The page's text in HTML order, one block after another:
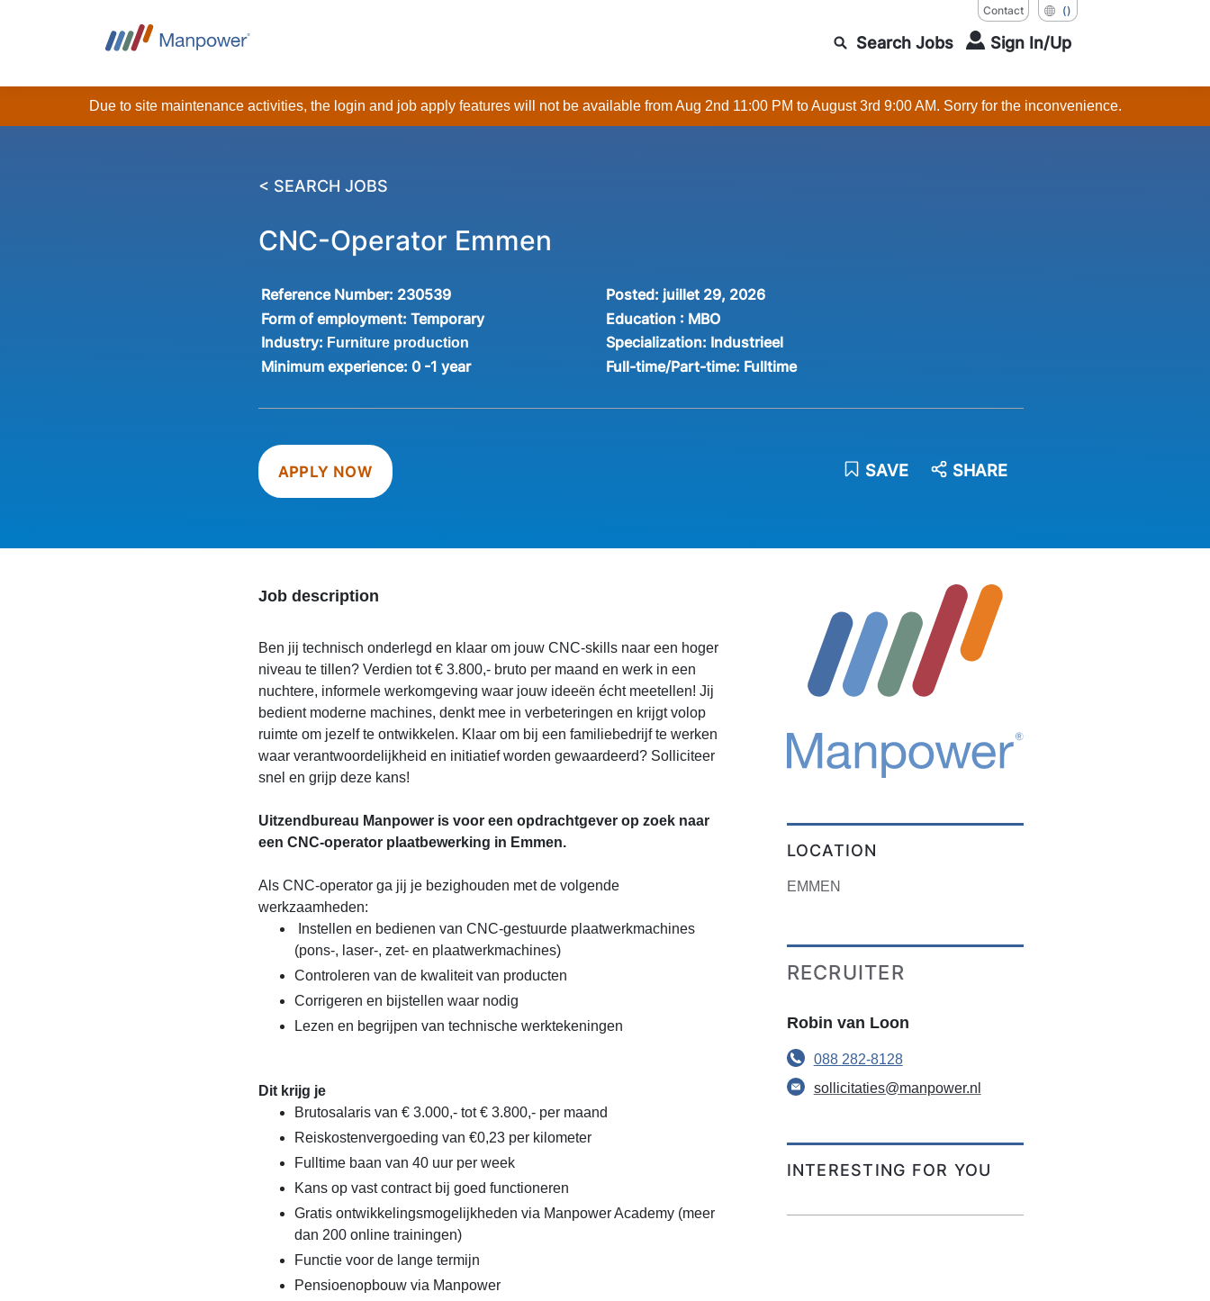
Contact ()
Search Jobs Sign In/Up
Due to site maintenance activities, the login and job apply features will not be available from Aug 2nd 11:00 PM to August 3rd 9:00 AM. Sorry for the inconvenience.
< SEARCH JOBS
CNC-Operator Emmen
Reference Number: 230539 Posted: juillet 29, 2026
Form of employment:Temporary Education : MBO
Industry: Furniture production Specialization: Industrieel
Minimum experience: 0 -1 year Full-time/Part-time: Fulltime
APPLY NOW SAVE SHARE
Job description
Ben jij technisch onderlegd en klaar om jouw CNC-skills naar een hoger
niveau te tillen? Verdien tot € 3.800,- bruto per maand en werk in een
nuchtere, informele werkomgeving waar jouw ideeën écht meetellen! Jij
bedient moderne machines, denkt mee in verbeteringen en krijgt volop
ruimte om jezelf te ontwikkelen. Klaar om bij een familiebedrijf te werken
waar verantwoordelijkheid en initiatief worden gewaardeerd? Solliciteer
snel en grijp deze kans!
Uitzendbureau Manpower is voor een opdrachtgever op zoek naar
een CNC-operator plaatbewerking in Emmen.
Als CNC-operator ga jij je bezighouden met de volgende
werkzaamheden:
Instellen en bedienen van CNC-gestuurde plaatwerkmachines
(pons-, laser-, zet- en plaatwerkmachines)
Controleren van de kwaliteit van producten
Corrigeren en bijstellen waar nodig
Lezen en begrijpen van technische werktekeningen
Dit krijg je
Brutosalaris van € 3.000,- tot € 3.800,- per maand
Reiskostenvergoeding van €0,23 per kilometer
Fulltime baan van 40 uur per week
Kans op vast contract bij goed functioneren
Gratis ontwikkelingsmogelijkheden via Manpower Academy (meer
dan 200 online trainingen)
Functie voor de lange termijn
Pensioenopbouw via Manpower
LOCATION
EMMEN
RECRUITER
Robin van Loon
088 282-8128
sollicitaties@manpower.nl
INTERESTING FOR YOU